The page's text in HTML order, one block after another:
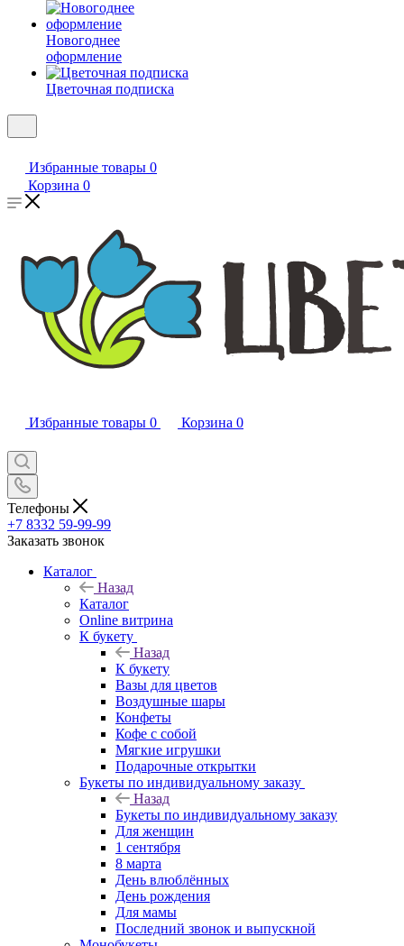
Новогоднее
оформление
Цветочная подписка
Избранные товары 0
Корзина 0
Избранные товары 0 Корзина 0
Телефоны
+7 8332 59-99-99
Заказать звонок
Каталог
Назад
Каталог
Online витрина
К букету
Назад
К букету
Вазы для цветов
Воздушные шары
Конфеты
Кофе с собой
Мягкие игрушки
Подарочные открытки
Букеты по индивидуальному заказу
Назад
Букеты по индивидуальному заказу
Для женщин
1 сентября
8 марта
День влюблённых
День рождения
Для мамы
Последний звонок и выпускной